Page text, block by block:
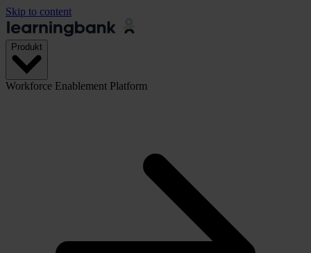
Skip to content
Produkt
Workforce Enablement Platform